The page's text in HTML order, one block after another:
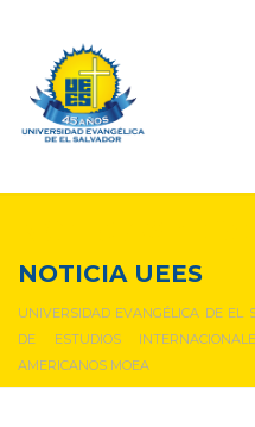
NOTICIA UEES
UNIVERSIDAD EVANGÉLICA DE EL
DE ESTUDIOS
AMERICANOS MOEA